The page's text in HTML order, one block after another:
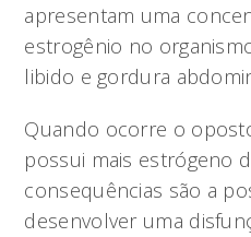
apresentam uma
estrogênio no
libido e gordura
Quando ocorre o
possui mais estrógeno
consequências são a
desenvolver uma